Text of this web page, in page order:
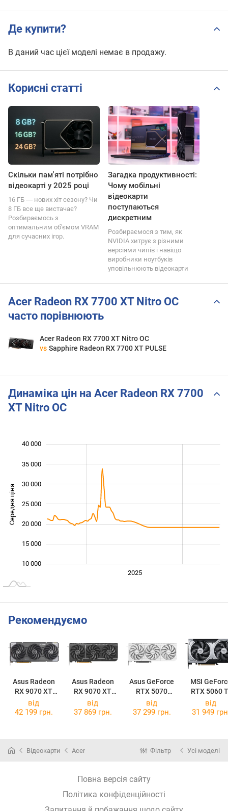
Де купити?
В даний час цієї моделі немає в продажу.
Корисні статті
Скільки пам'яті потрібно
відеокарті у 2025 році
16 ГБ ― нових хіт сезону? Чи
8 ГБ все ще вистачає?
Розбираємось з
оптимальним об'ємом VRAM
для сучасних ігор.
Загадка продуктивності:
Чому мобільні
відеокарти
поступаються
дискретним
Розбираємося з тим, як
NVIDIA хитрує з різними
версіями чипів і навіщо
виробники ноутбуків
уповільнюють відеокарти
Acer Radeon RX 7700 XT Nitro OC
часто порівнюють
Acer Radeon RX 7700 XT Nitro OC
vs Sapphire Radeon RX 7700 XT PULSE
Динаміка цін на Acer Radeon RX 7700
XT Nitro OC
Середня ціна 10 000
10 000
15 000
20 000
25 000
30 000
35 000
40 000
2025
Рекомендуємо
Asus Radeon
RX 9070 XT
TUF Gaming
OC 16GB
Asus Radeon
RX 9070 XT
Prime OC 16GB
Asus GeForce
RTX 5070
Prime OC White
MSI
RTX 5060
16G
2X OC
від
42 199 грн.
від
37 869 грн.
від
37 299 грн.
від
31 949
Відеокарти Acer Фільтр Усі моделі
Повна версія сайту
Політика конфіденційності